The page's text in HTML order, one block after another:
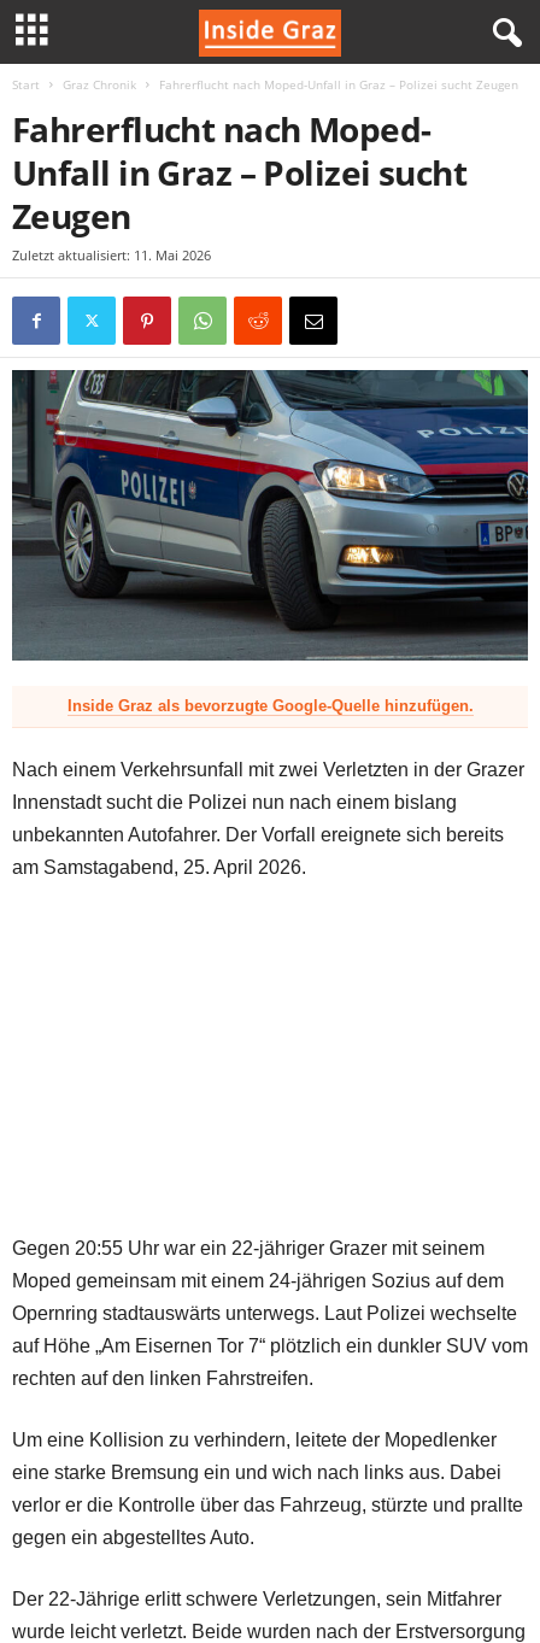
e
Start Graz Chronik Fahrerflucht nach Moped-Unfall in Graz – Polizei sucht Zeugen
Fahrerflucht nach Moped-
Unfall in Graz – Polizei sucht
Zeugen
Zuletzt aktualisiert: 11. Mai 2026
Inside Graz als bevorzugte Google-Quelle hinzufügen.
Nach einem Verkehrsunfall mit zwei Verletzten in der Grazer
Innenstadt sucht die Polizei nun nach einem bislang
unbekannten Autofahrer. Der Vorfall ereignete sich bereits
am Samstagabend, 25. April 2026.
Gegen 20:55 Uhr war ein 22-jähriger Grazer mit seinem
Moped gemeinsam mit einem 24-jährigen Sozius auf dem
Opernring stadtauswärts unterwegs. Laut Polizei wechselte
auf Höhe „Am Eisernen Tor 7“ plötzlich ein dunkler SUV vom
rechten auf den linken Fahrstreifen.
Um eine Kollision zu verhindern, leitete der Mopedlenker
eine starke Bremsung ein und wich nach links aus. Dabei
verlor er die Kontrolle über das Fahrzeug, stürzte und prallte
gegen ein abgestelltes Auto.
Der 22-Jährige erlitt schwere Verletzungen, sein Mitfahrer
wurde leicht verletzt. Beide wurden nach der Erstversorgung